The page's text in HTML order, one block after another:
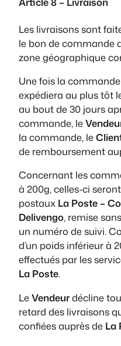
Les livraisons sont
le bon de commande
zone géographique
Une fois la
expédiera au plus tôt
au bout de 30 jours
commande, le
la commande, le
de remboursement
Concernant les
à 200g, celles-ci
postaux La Poste –
Delivengo, remise
un numéro de suivi.
d’un poids inférieur à
effectués par les
La Poste.
LeVendeurdécline
retard des livraisons
confiées auprès de La